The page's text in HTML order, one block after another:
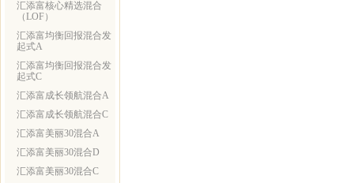
汇添富核心精选混合
（LOF）
汇添富均衡回报混合发
起式A
汇添富均衡回报混合发
起式C
汇添富成长领航混合A
汇添富成长领航混合C
汇添富美丽30混合A
汇添富美丽30混合D
汇添富美丽30混合C